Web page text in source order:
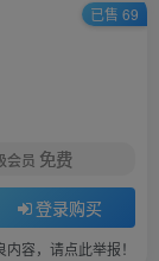
会员 免费
登录购买
容，请点此举报！
已售 69